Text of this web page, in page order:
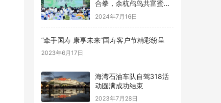
合拳，余杭鸬鸟共富蜜梨
开满“林”
2024年7月16日
“牵手国寿 康享未来”国寿客户节精彩纷呈
2023年6月17日
海湾石油车队自驾318活
动圆满成功结束
2023年7月28日